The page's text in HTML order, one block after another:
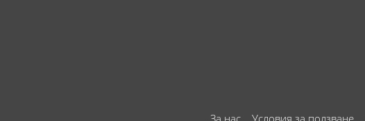
За нас Условия за ползване